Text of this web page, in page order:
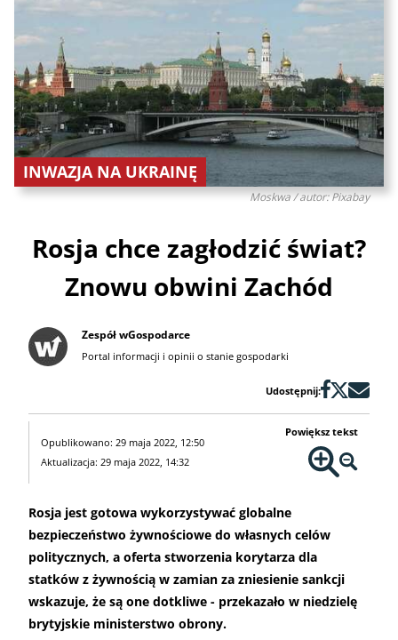
Moskwa / autor: Pixabay
INWAZJA NA UKRAINĘ
Rosja chce zagłodzić świat?
Znowu obwini Zachód
Zespół wGospodarce
Portal informacji i opinii o stanie gospodarki
Udostępnij:
Opublikowano: 29 maja 2022, 12:50
Aktualizacja: 29 maja 2022, 14:32
Powiększ tekst
Rosja jest gotowa wykorzystywać globalne
bezpieczeństwo żywnościowe do własnych celów
politycznych, a oferta stworzenia korytarza dla
statków z żywnością w zamian za zniesienie sankcji
wskazuje, że są one dotkliwe - przekazało w niedzielę
brytyjskie ministerstwo obrony.